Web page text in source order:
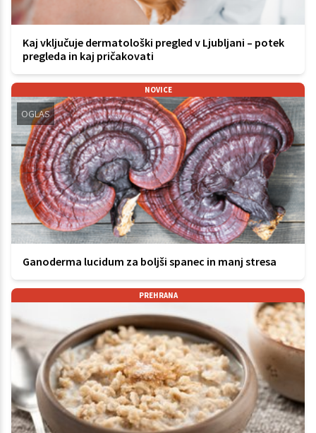
Kaj vključuje dermatološki pregled v Ljubljani – potek
pregleda in kaj pričakovati
NOVICE
OGLAS
Ganoderma lucidum za boljši spanec in manj stresa
PREHRANA